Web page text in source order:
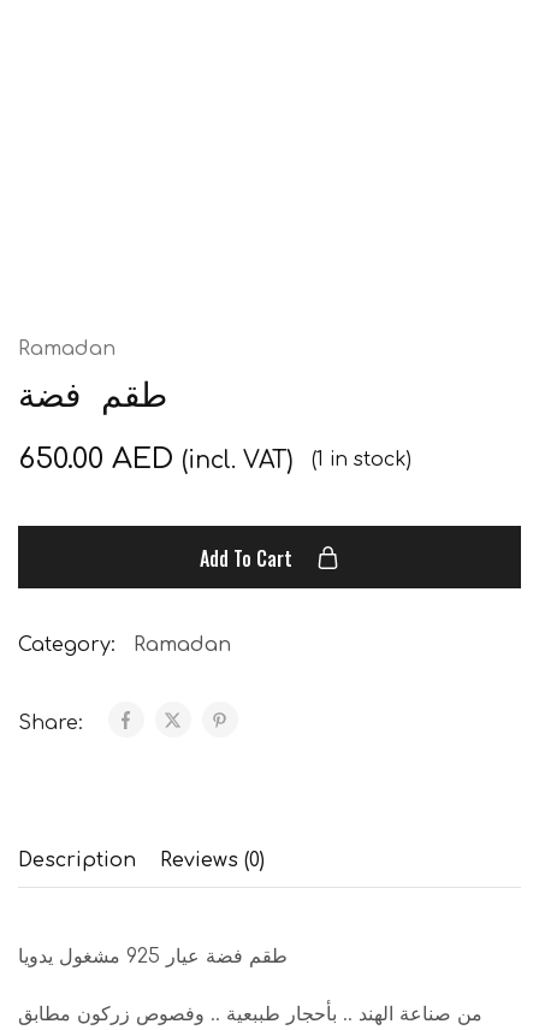
Ramadan
طقم فضة
650.00 AED (incl. VAT) (1 in stock)
Add To Cart
Category: Ramadan
Share:
Description Reviews (0)
طقم فضة عيار 925 مشغول يدويا
من صناعة الهند .. بأحجار طببعية .. وفصوص زركون مطابق